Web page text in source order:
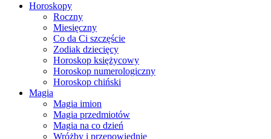
Horoskopy
Roczny
Miesięczny
Co da Ci szczęście
Zodiak dziecięcy
Horoskop księżycowy
Horoskop numerologiczny
Horoskop chiński
Magia
Magia imion
Magia przedmiotów
Magia na co dzień
Wróżby i przepowiednie